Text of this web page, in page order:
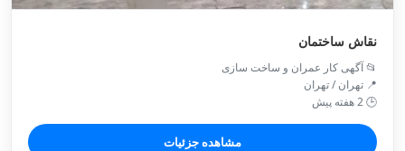
نقاش ساختمان
📂 آگهی کار عمران و ساخت سازی
📍 تهران / تهران
🕒 2 هفته پیش
مشاهده جزئیات